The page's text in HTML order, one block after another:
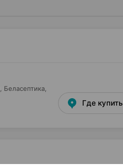
Беласептика
Где купить